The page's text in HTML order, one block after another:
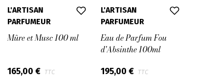
L'ARTISAN
PARFUMEUR
Mûre et Musc 100 ml
165,00 € TTC
L'ARTISAN
PARFUMEUR
Eau de Parfum Fou
d'Absinthe 100ml
195,00 € TTC